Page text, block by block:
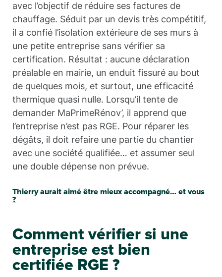
avec l’objectif de réduire ses factures de
chauffage. Séduit par un devis très compétitif,
il a confié l’isolation extérieure de ses murs à
une petite entreprise sans vérifier sa
certification. Résultat : aucune déclaration
préalable en mairie, un enduit fissuré au bout
de quelques mois, et surtout, une efficacité
thermique quasi nulle. Lorsqu’il tente de
demander MaPrimeRénov’, il apprend que
l’entreprise n’est pas RGE. Pour réparer les
dégâts, il doit refaire une partie du chantier
avec une société qualifiée… et assumer seul
une double dépense non prévue.
Thierry aurait aimé être mieux accompagné… et vous
?
Comment vérifier si une
entreprise est bien
certifiée RGE ?